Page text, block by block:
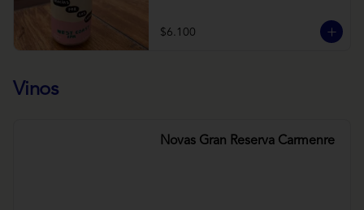
$6.100
Vinos
Novas Gran Reserva Carmenre